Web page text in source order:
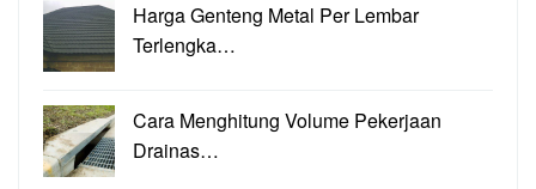
Harga Genteng Metal Per Lembar
Terlengka…
Cara Menghitung Volume Pekerjaan
Drainas…